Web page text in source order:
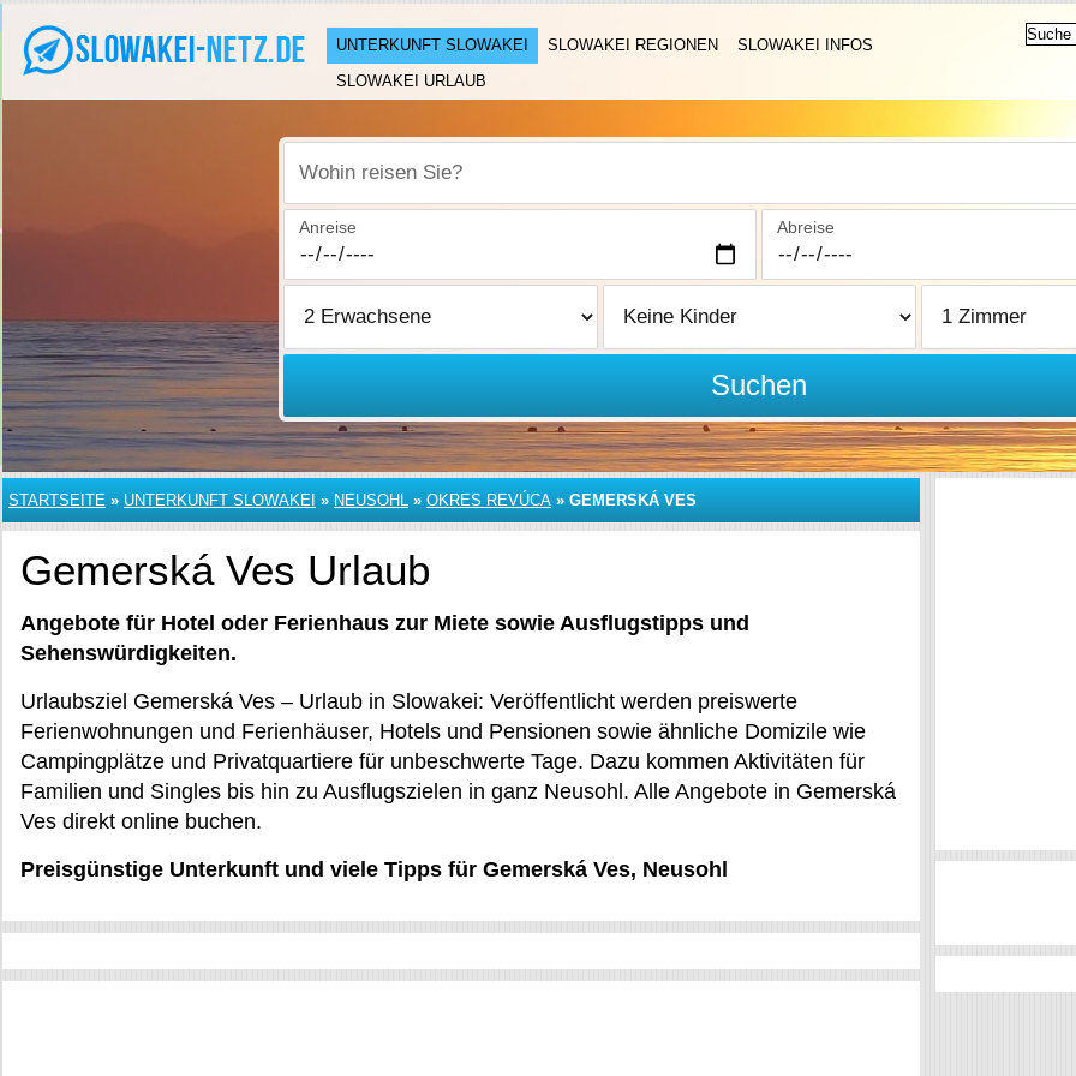
UNTERKUNFT SLOWAKEI SLOWAKEI REGIONEN
SLOWAKEI INFOS
SLOWAKEI URLAUB
Wohin reisen Sie?
Anreise Abreise
Suchen
STARTSEITE » UNTERKUNFT SLOWAKEI » NEUSOHL » OKRES REVÚCA » GEMERSKÁ VES
Gemerská Ves Urlaub
Angebote für Hotel oder Ferienhaus zur Miete sowie Ausflugstipps und
Sehenswürdigkeiten.
Urlaubsziel Gemerská Ves – Urlaub in Slowakei: Veröffentlicht werden preiswerte
Ferienwohnungen und Ferienhäuser, Hotels und Pensionen sowie ähnliche Domizile wie
Campingplätze und Privatquartiere für unbeschwerte Tage. Dazu kommen Aktivitäten für
Familien und Singles bis hin zu Ausflugszielen in ganz Neusohl. Alle Angebote in Gemerská
Ves direkt online buchen.
Preisgünstige Unterkunft und viele Tipps für Gemerská Ves, Neusohl